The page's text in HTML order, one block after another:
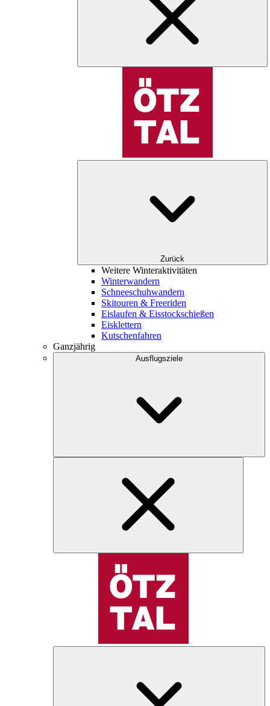
Zurück
Weitere Winteraktivitäten
Winterwandern
Schneeschuhwandern
Skitouren & Freeriden
Eislaufen & Eisstockschießen
Eisklettern
Kutschenfahren
Ganzjährig
Ausflugsziele